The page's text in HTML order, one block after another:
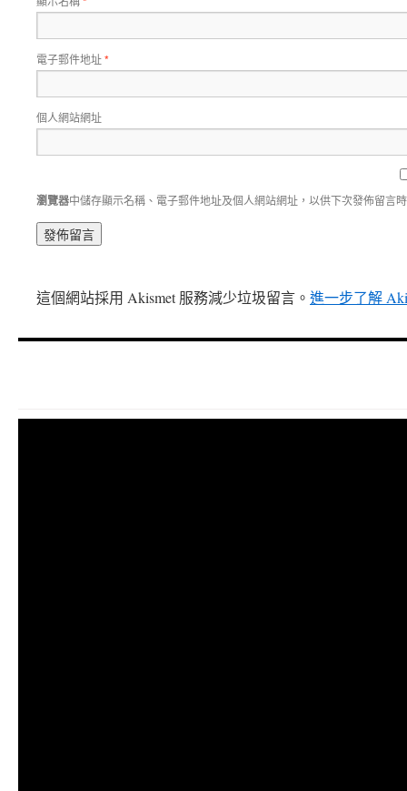
電子郵件地址*
個人網站網址
瀏覽器中儲存顯示名稱、電子郵件地址及個人網站網址，以供下次發佈留言
這個網站採用 Akismet 服務減少垃圾留言。 進一步了解